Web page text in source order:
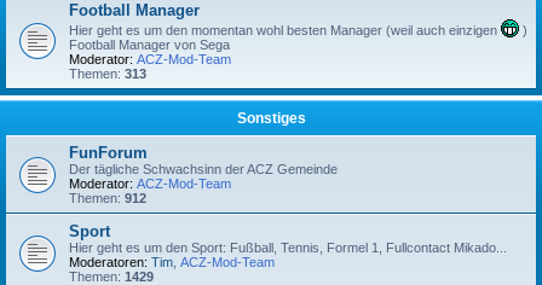
Football Manager
Hier geht es um den momentan wohl besten Manager (weil auch einzigen
)
Football Manager von Sega
Moderator: ACZ-Mod-Team
Themen: 313
Sonstiges
FunForum
Der tägliche Schwachsinn der ACZ Gemeinde
Moderator: ACZ-Mod-Team
Themen: 912
Sport
Hier geht es um den Sport: Fußball, Tennis, Formel 1, Fullcontact Mikado...
Moderatoren: Tim ACZ-Mod-Team
Themen: 1429